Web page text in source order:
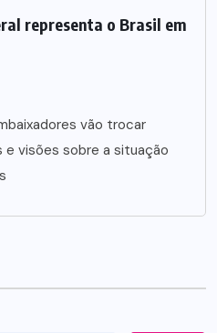
representa o Brasil em
vão trocar
e visões sobre a situação